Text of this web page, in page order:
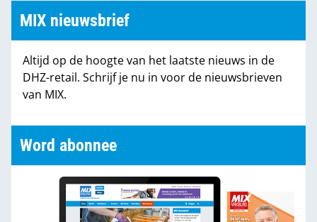
MIX nieuwsbrief
Altijd op de hoogte van het laatste nieuws in de
DHZ-retail. Schrijf je nu in voor de nieuwsbrieven
van MIX.
Word abonnee